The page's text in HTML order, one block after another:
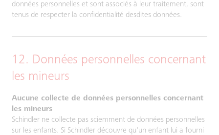
données personnelles et sont associés à leur traitement, sont
tenus de respecter la confidentialité desdites données.
12. Données personnelles concernant
les mineurs
Aucune collecte de données personnelles concernant
les mineurs
Schindler ne collecte pas sciemment de données personnelles
sur les enfants. Si Schindler découvre qu'un enfant lui a fourni